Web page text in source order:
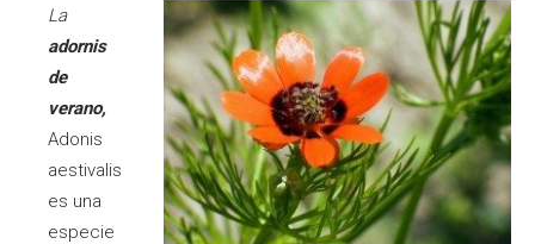
La
adornis
de
verano,
Adonis
aestivalis
es una
especie